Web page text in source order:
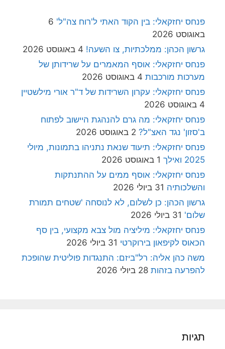
פנחס יחזקאלי: בין הקוד האתי ל'רוח צה"ל' 6
באוגוסט 2026
גרשון הכהן: ממלכתיות, צו השעה! 4 באוגוסט 2026
פנחס יחזקאלי: אוסף המאמרים על שרידותן של
מערכות מורכבות 4 באוגוסט 2026
פנחס יחזקאלי: עקרון השרידות של ד"ר אורי מילשטיין
4 באוגוסט 2026
פנחס יחזקאלי: מה גרם להנהגת היישוב לפתוח
ב'סזון' נגד האצ"ל? 2 באוגוסט 2026
פנחס יחזקאלי: תיעוד שנאת נתניהו בתמונות, מיולי
2025 ואילך
1 באוגוסט 2026
פנחס יחזקאלי: אוסף ממים על ההתנתקות
והשלכותיה 31 ביולי 2026
גרשון הכהן: כן לשלום, לא לנוסחה 'שטחים תמורת
שלום' 31 ביולי 2026
פנחס יחזקאלי: מיליציה מול צבא מקצועי, בין סף
הכאוס לקיפאון בירוקרטי 31 ביולי 2026
משה כהן אליה: רל"ביזם: התנגדות פוליטית שהופכת
להפרעה בזהות 28 ביולי 2026
תגיות